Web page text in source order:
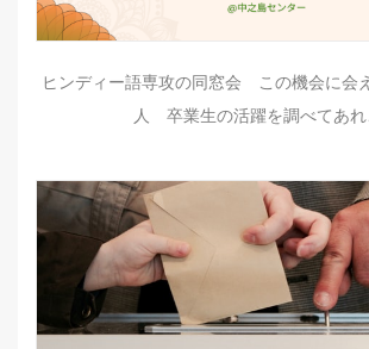
ヒンディー語専攻の同窓会 この機会に会
人 卒業生の活躍を調べてあれ